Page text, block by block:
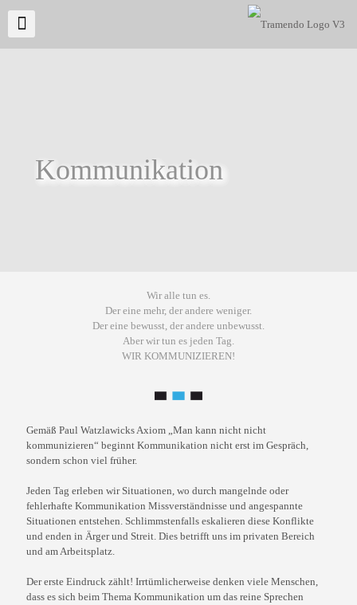
Kommunikation
Wir alle tun es.
Der eine mehr, der andere weniger.
Der eine bewusst, der andere unbewusst.
Aber wir tun es jeden Tag.
WIR KOMMUNIZIEREN!
Gemäß Paul Watzlawicks Axiom „Man kann nicht nicht
kommunizieren“ beginnt Kommunikation nicht erst im Gespräch,
sondern schon viel früher.
Jeden Tag erleben wir Situationen, wo durch mangelnde oder
fehlerhafte Kommunikation Missverständnisse und angespannte
Situationen entstehen. Schlimmstenfalls eskalieren diese Konflikte
und enden in Ärger und Streit. Dies betrifft uns im privaten Bereich
und am Arbeitsplatz.
Der erste Eindruck zählt! Irrtümlicherweise denken viele Menschen,
dass es sich beim Thema Kommunikation um das reine Sprechen